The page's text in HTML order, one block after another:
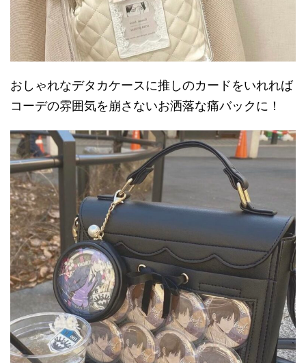
おしゃれなデタカケースに推しのカードをいれれば
コーデの雰囲気を崩さないお洒落な痛バックに！